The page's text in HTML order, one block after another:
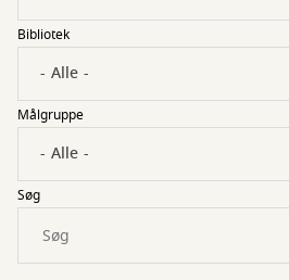
Bibliotek
Målgruppe
Søg